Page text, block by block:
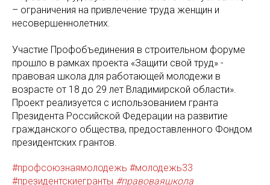
– ограничения на привлечение труда женщин и
несовершеннолетних.
Участие Профобъединения в строительном форуме
прошло в рамках проекта «Защити свой труд» -
правовая школа для работающей молодежи в
возрасте от 18 до 29 лет Владимирской области».
Проект реализуется с использованием гранта
Президента Российской Федерации на развитие
гражданского общества, предоставленного Фондом
президентских грантов.
#профсоюзнаямолодежь #молодежь33
#президентскиегранты #правоваяшкола